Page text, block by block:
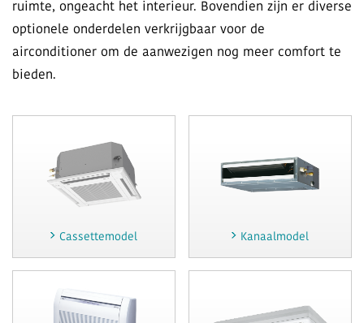
ruimte, ongeacht het interieur. Bovendien zijn er diverse
optionele onderdelen verkrijgbaar voor de
airconditioner om de aanwezigen nog meer comfort te
bieden.
Cassettemodel Kanaalmodel